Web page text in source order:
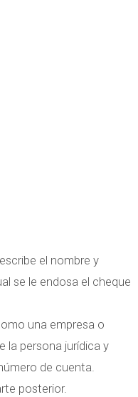
el nombre y
se le endosa el cheque
una empresa o
la persona jurídica y
de cuenta.
posterior.